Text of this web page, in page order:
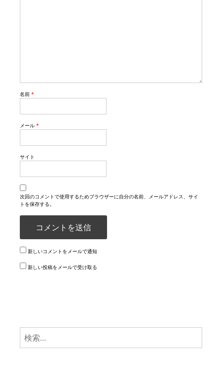
名前 *
メール *
サイト
次回のコメントで使用するためブラウザーに自分の名前、メールアドレス、サイ
トを保存する。
新しいコメントをメールで通知
新しい投稿をメールで受け取る
検
索: